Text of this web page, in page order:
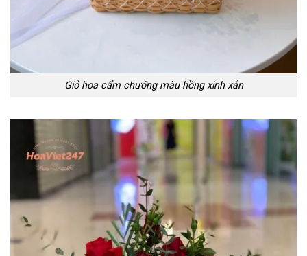
Giỏ hoa cẩm chướng màu hồng xinh xắn